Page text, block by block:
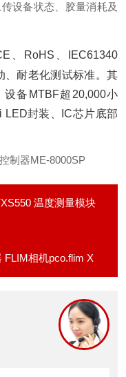
设备状态、胶量消耗及
、RoHS、IEC61340
、耐老化测试标准。其
备MTBF超20,000小
LED封装、IC芯片底部
温度测量模块
FLIM相机pco.flim X